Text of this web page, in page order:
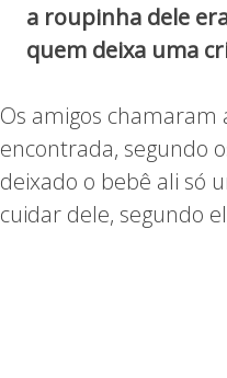
a roupinha dele
quem deixa uma
Os amigos
encontrada, segundo
deixado o bebê ali só
cuidar dele, segundo